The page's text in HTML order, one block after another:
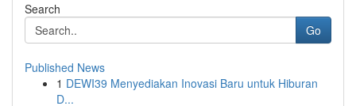
Search
Go
Published News
1 DEWI39 Menyediakan Inovasi Baru untuk Hiburan
D...